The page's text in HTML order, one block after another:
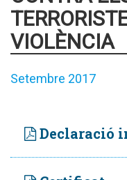
VIOLÈNCIA
Setembre 2017
Declaració